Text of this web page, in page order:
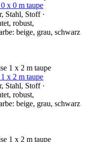
x 0 m taupe
Stahl, Stoff ·
robust,
beige, grau, schwarz
x 2 m taupe
Stahl, Stoff ·
robust,
beige, grau, schwarz